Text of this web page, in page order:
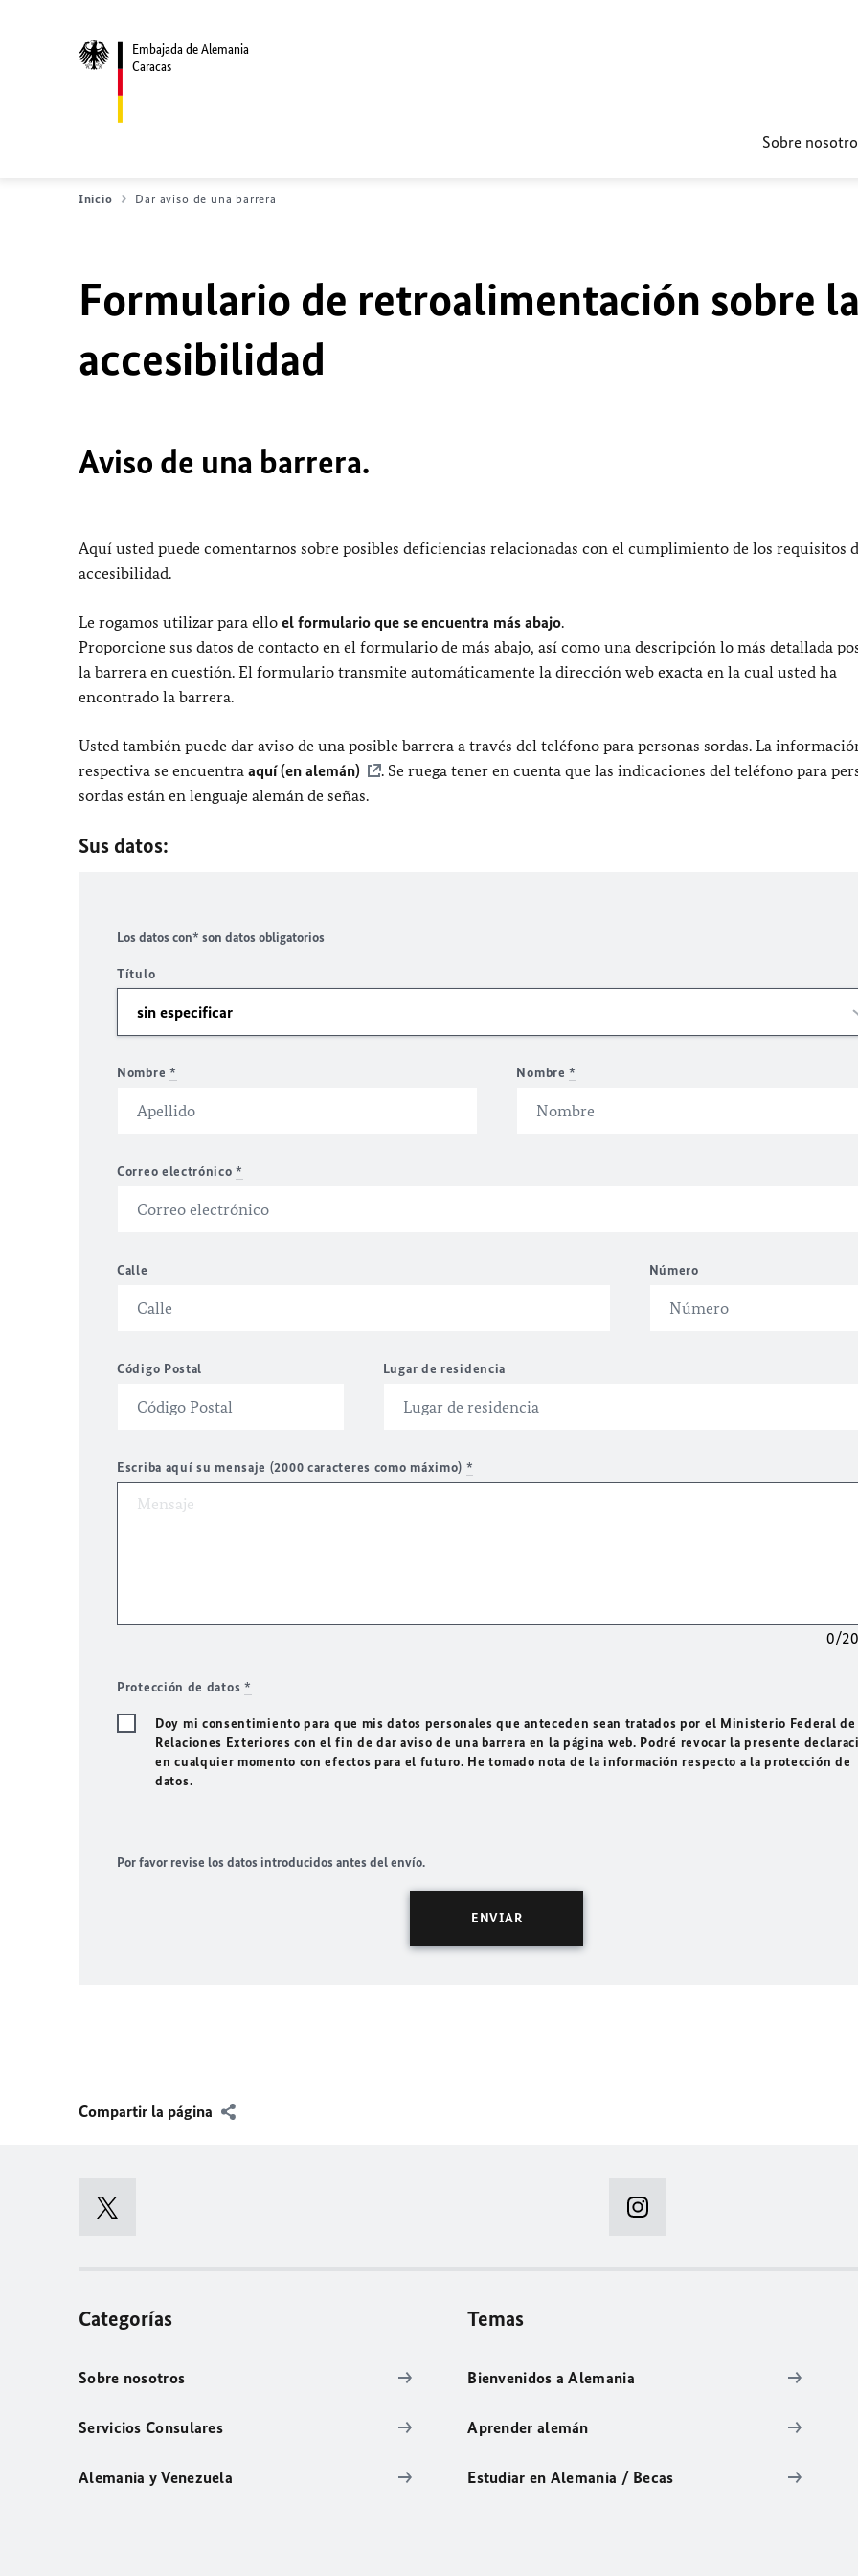
Embajada de Alemania
Caracas
Sobre
Inicio Dar aviso de una barrera
Formulario de retroalimentación sobre
accesibilidad
Aviso de una barrera.
Aquí usted puede comentarnos sobre posibles deficiencias relacionadas con el cumplimiento de los requisitos
accesibilidad.
Le rogamos utilizar para ello el formulario que se encuentra más abajo.
Proporcione sus datos de contacto en el formulario de más abajo, así como una descripción lo más detallada
la barrera en cuestión. El formulario transmite automáticamente la dirección web exacta en la cual usted ha
encontrado la barrera.
Usted también puede dar aviso de una posible barrera a través del teléfono para personas sordas. La
respectiva se encuentra aquí (en alemán)
. Se ruega tener en cuenta que las indicaciones del teléfono para
sordas están en lenguaje alemán de señas.
Sus datos:
Los datos con* son datos obligatorios
Título
Nombre * Nombre*
Correo electrónico*
Calle Número
Código Postal Lugar de residencia
Escriba aquí su mensaje (2000 caracteres como máximo) *
0/
Protección de datos *
Doy mi consentimiento para que mis datos personales que anteceden sean tratados por el Ministerio Federal de
Relaciones Exteriores con el fin de dar aviso de una barrera en la página web. Podré revocar la presente
en cualquier momento con efectos para el futuro. He tomado nota de la información respecto a la protección de
datos.
Por favor revise los datos introducidos antes del envío.
Compartir la página
Categorías
Sobre nosotros
Servicios Consulares
Alemania y Venezuela
Temas
Bienvenidos a Alemania
Aprender alemán
Estudiar en Alemania / Becas